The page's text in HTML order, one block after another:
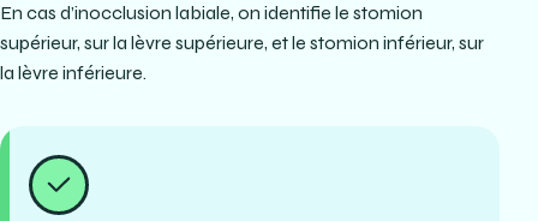
En cas d’inocclusion labiale, on identifie le stomion
supérieur, sur la lèvre supérieure, et le stomion inférieur, sur
la lèvre inférieure.